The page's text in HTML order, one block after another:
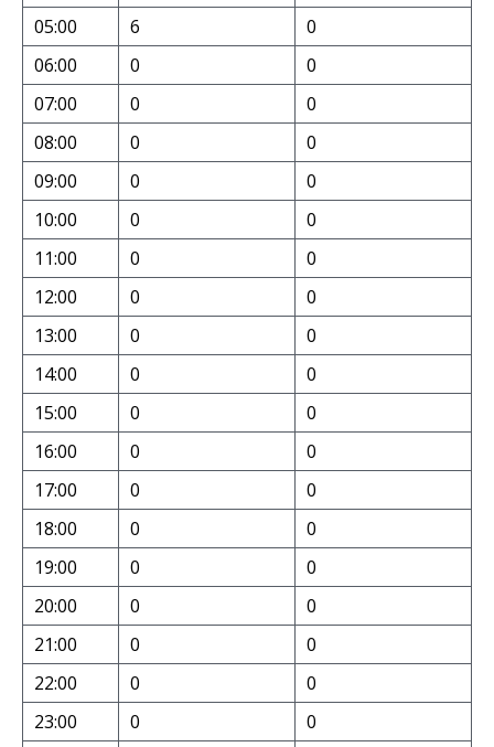
05:00
6
0
06:00
0
0
07:00
0
0
08:00
0
0
09:00
0
0
10:00
0
0
11:00
0
0
12:00
0
0
13:00
0
0
14:00
0
0
15:00
0
0
16:00
0
0
17:00
0
0
18:00
0
0
19:00
0
0
20:00
0
0
21:00
0
0
22:00
0
0
23:00
0
0